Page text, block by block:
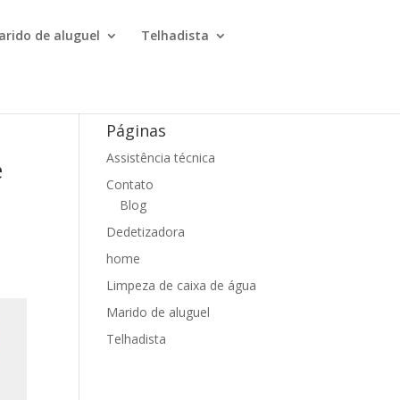
de aluguel Telhadista
Páginas
Assistência técnica
Contato
Blog
Dedetizadora
home
Limpeza de caixa de água
Marido de aluguel
Telhadista